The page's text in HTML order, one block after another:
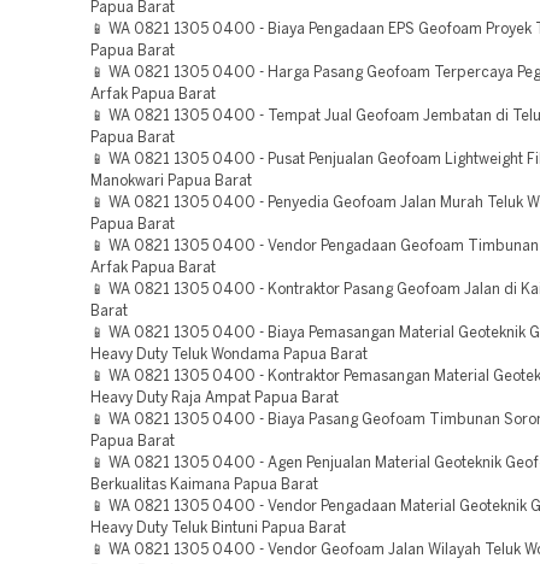
Papua Barat
📱 WA 0821 1305 0400 - Biaya Pengadaan EPS Geofoam Proyek
Papua Barat
📱 WA 0821 1305 0400 - Harga Pasang Geofoam Terpercaya
Arfak Papua Barat
📱 WA 0821 1305 0400 - Tempat Jual Geofoam Jembatan di
Papua Barat
📱 WA 0821 1305 0400 - Pusat Penjualan Geofoam Lightweight
Manokwari Papua Barat
📱 WA 0821 1305 0400 - Penyedia Geofoam Jalan Murah Teluk
Papua Barat
📱 WA 0821 1305 0400 - Vendor Pengadaan Geofoam Timbunan
Arfak Papua Barat
📱 WA 0821 1305 0400 - Kontraktor Pasang Geofoam Jalan di
Barat
📱 WA 0821 1305 0400 - Biaya Pemasangan Material Geoteknik
Heavy Duty Teluk Wondama Papua Barat
📱 WA 0821 1305 0400 - Kontraktor Pemasangan Material
Heavy Duty Raja Ampat Papua Barat
📱 WA 0821 1305 0400 - Biaya Pasang Geofoam Timbunan
Papua Barat
📱 WA 0821 1305 0400 - Agen Penjualan Material Geoteknik
Berkualitas Kaimana Papua Barat
📱 WA 0821 1305 0400 - Vendor Pengadaan Material Geoteknik
Heavy Duty Teluk Bintuni Papua Barat
📱 WA 0821 1305 0400 - Vendor Geofoam Jalan Wilayah Teluk